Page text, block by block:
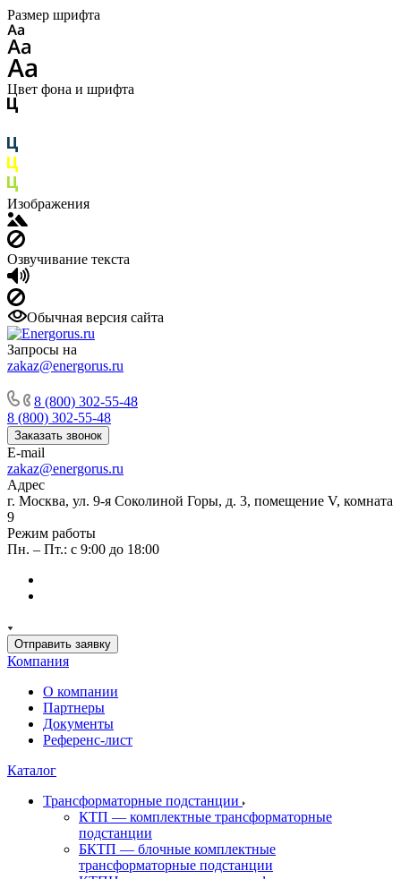
Размер шрифта
Цвет фона и шрифта
Изображения
Озвучивание текста
Обычная версия сайта
Запросы на
zakaz@energorus.ru
8 (800) 302-55-48
8 (800) 302-55-48
Заказать звонок
E-mail
zakaz@energorus.ru
Адрес
г. Москва, ул. 9-я Соколиной Горы, д. 3, помещение V, комната
9
Режим работы
Пн. – Пт.: с 9:00 до 18:00
Отправить заявку
Компания
О компании
Партнеры
Документы
Референс-лист
Каталог
Трансформаторные подстанции
КТП — комплектные трансформаторные
подстанции
БКТП — блочные комплектные
трансформаторные подстанции